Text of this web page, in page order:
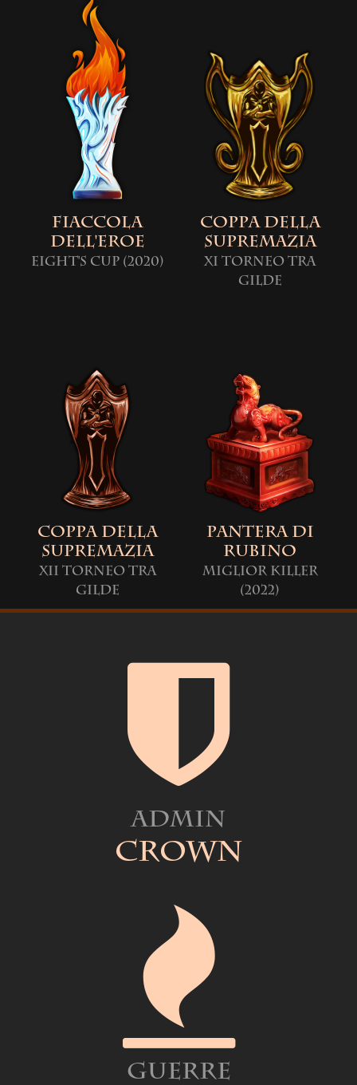
Fiaccola
dell'Eroe
Eight's Cup (2020)
Coppa della
Supremazia
XI Torneo tra
Gilde
Coppa della
Supremazia
XII Torneo tra
Gilde
Pantera di
Rubino
Miglior killer
(2022)
Admin
Crown
Guerre